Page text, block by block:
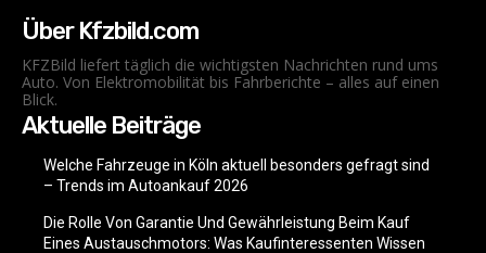
Über Kfzbild.com
KFZBild liefert täglich die wichtigsten Nachrichten rund ums
Auto. Von Elektromobilität bis Fahrberichte – alles auf einen
Blick.
Aktuelle Beiträge
Welche Fahrzeuge in Köln aktuell besonders gefragt sind
– Trends im Autoankauf 2026
Die Rolle Von Garantie Und Gewährleistung Beim Kauf
Eines Austauschmotors: Was Kaufinteressenten Wissen